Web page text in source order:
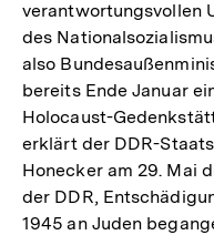
verantwortungsvollen
des
also
bereits Ende Januar
Holocaust-
erklärt der DDR-
Honecker am 29. Mai
der DDR,
1945 an Juden